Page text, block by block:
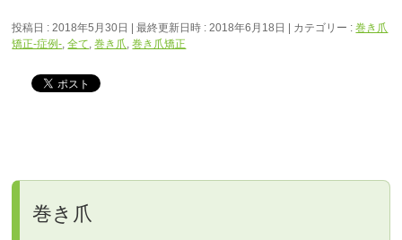
投稿日 : 2018年5月30日 最終更新日時 : 2018年6月18日 カテゴリー :巻き爪
矯正‐症例‐,全て,巻き爪,巻き爪矯正
巻き爪